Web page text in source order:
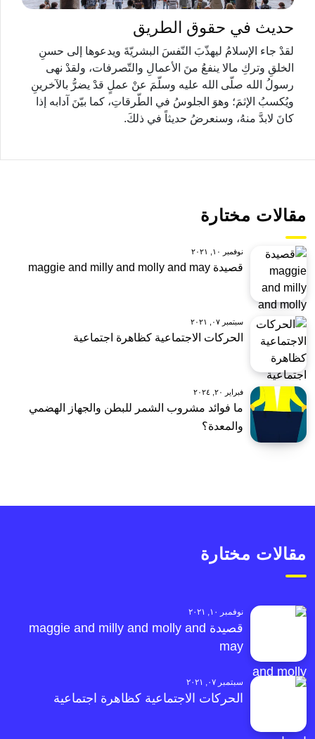
حديث في حقوق الطريق
لقدْ جاء الإسلامُ ليهذّبَ النّفسَ البشريّةَ ويدعوها إلى حسنِ
الخلقِ وتركِ مالا ينفعُ منَ الأعمالِ والتّصرفات، ولقدْ نهى
رسولُ الله صلّى الله عليه وسلّمَ عنْ عملٍ قدْ يضرُّ بالآخرينِ
ويُكسبُ الإثمَ؛ وهوَ الجلوسُ في الطّرقاتِ، كما بيّنَ آدابه إذا
كانَ لابدَّ منهُ، وسنعرضُ حديثاً في ذلكَ.
مقالات مختارة
نوفمبر ١٠, ٢٠٢١
قصيدة maggie and milly and molly and may
سبتمبر ٠٧, ٢٠٢١
الحركات الاجتماعية كظاهرة اجتماعية
فبراير ٢٠, ٢٠٢٤
ما فوائد مشروب الشمر للبطن والجهاز الهضمي
والمعدة؟
مقالات مختارة
نوفمبر ١٠, ٢٠٢١
قصيدة maggie and milly and molly and
may
سبتمبر ٠٧, ٢٠٢١
الحركات الاجتماعية كظاهرة اجتماعية